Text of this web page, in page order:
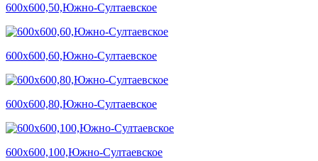
600х600,50,Южно-Султаевское
600х600,60,Южно-Султаевское
600х600,80,Южно-Султаевское
600х600,100,Южно-Султаевское